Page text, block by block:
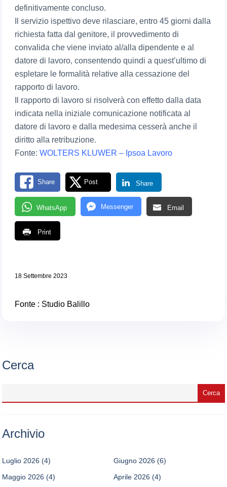
definitivamente concluso.
Il servizio ispettivo deve rilasciare, entro 45 giorni dalla
richiesta fatta dal genitore, il provvedimento di
convalida che viene inviato al/alla dipendente e al
datore di lavoro, consentendo quindi a quest’ultimo di
espletare le formalità relative alla cessazione del
rapporto di lavoro.
Il rapporto di lavoro si risolverà con effetto dalla data
indicata nella iniziale comunicazione notificata al
datore di lavoro e dalla medesima cesserà anche il
diritto alla retribuzione.
Fonte:WOLTERS KLUWER – Ipsoa Lavoro
Share Post Share
WhatsApp Messenger Email
Print
18 Settembre 2023
Fonte : Studio Balillo
Cerca
Archivio
Luglio 2026 (4) Giugno 2026 (6)
Maggio 2026 (4) Aprile 2026 (4)